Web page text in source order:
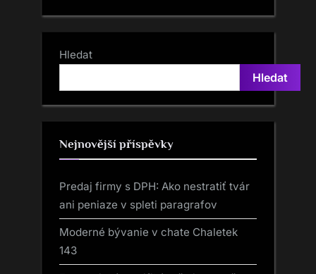
Hledat
Hledat
Nejnovější příspěvky
Predaj firmy s DPH: Ako nestratiť tvár
ani peniaze v spleti paragrafov
Moderné bývanie v chate Chaletek
143